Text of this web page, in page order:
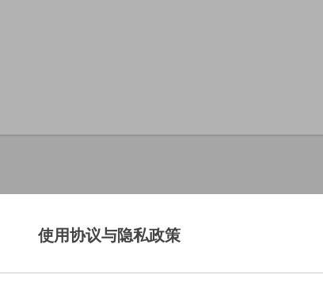
使用协议与隐私政策